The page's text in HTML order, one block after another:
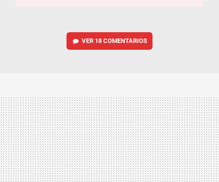
VER 18 COMENTARIOS